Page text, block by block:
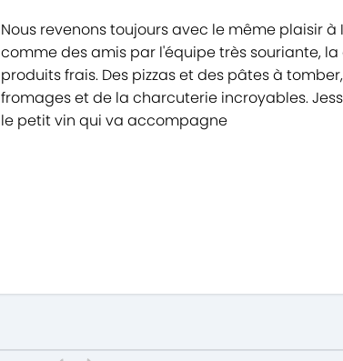
Nous revenons toujours avec le même plaisir
comme des amis par l'équipe très souriante,
produits frais. Des pizzas et des pâtes à
fromages et de la charcuterie incroyables.
le petit vin qui va accompagne